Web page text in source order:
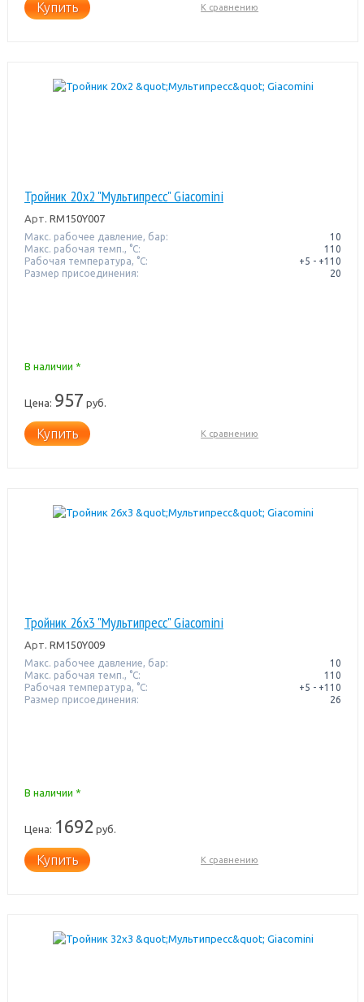
Купить К сравнению
Тройник 20x2 "Мультипресс" Giacomini
Арт. RM150Y007
Макс. рабочее давление, бар:
10
Макс. рабочая темп., °С:
110
Рабочая температура, °C:
+5 - +110
Размер присоединения:
20
В наличии *
Цена: 957 руб.
Купить К сравнению
Тройник 26x3 "Мультипресс" Giacomini
Арт. RM150Y009
Макс. рабочее давление, бар:
10
Макс. рабочая темп., °С:
110
Рабочая температура, °C:
+5 - +110
Размер присоединения:
26
В наличии *
Цена: 1692 руб.
Купить К сравнению